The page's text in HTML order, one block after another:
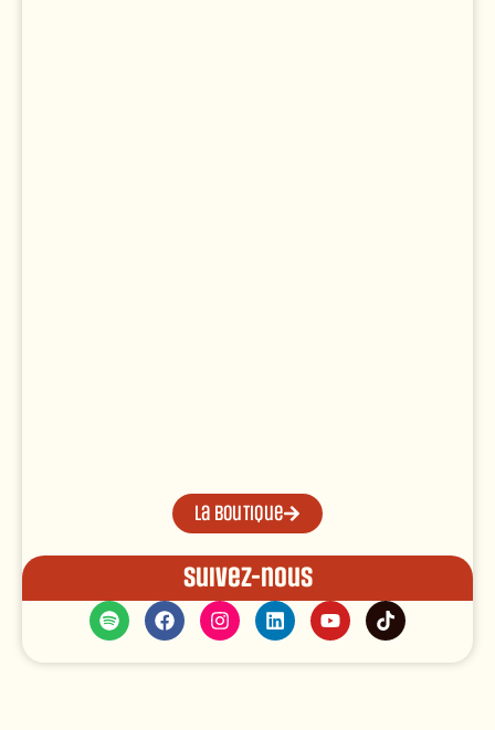
La boutique
Suivez-nous